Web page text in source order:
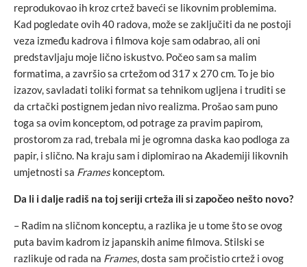
reprodukovao ih kroz crtež baveći se likovnim problemima.
Kad pogledate ovih 40 radova, može se zaključiti da ne postoji
veza između kadrova i filmova koje sam odabrao, ali oni
predstavljaju moje lično iskustvo. Počeo sam sa malim
formatima, a završio sa crtežom od 317 x 270 cm. To je bio
izazov, savladati toliki format sa tehnikom ugljena i truditi se
da crtački postignem jedan nivo realizma. Prošao sam puno
toga sa ovim konceptom, od potrage za pravim papirom,
prostorom za rad, trebala mi je ogromna daska kao podloga za
papir, i slično. Na kraju sam i diplomirao na Akademiji likovnih
umjetnosti sa Frameskonceptom.
Da li i dalje radiš na toj seriji crteža ili si započeo nešto novo?
– Radim na sličnom konceptu, a razlika je u tome što se ovog
puta bavim kadrom iz japanskih anime filmova. Stilski se
razlikuje od rada na Frames, dosta sam pročistio crtež i ovog